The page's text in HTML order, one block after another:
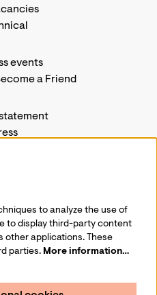
events
a Friend
us
to analyze the use of
to display third-party content
other applications. These
parties. More information…